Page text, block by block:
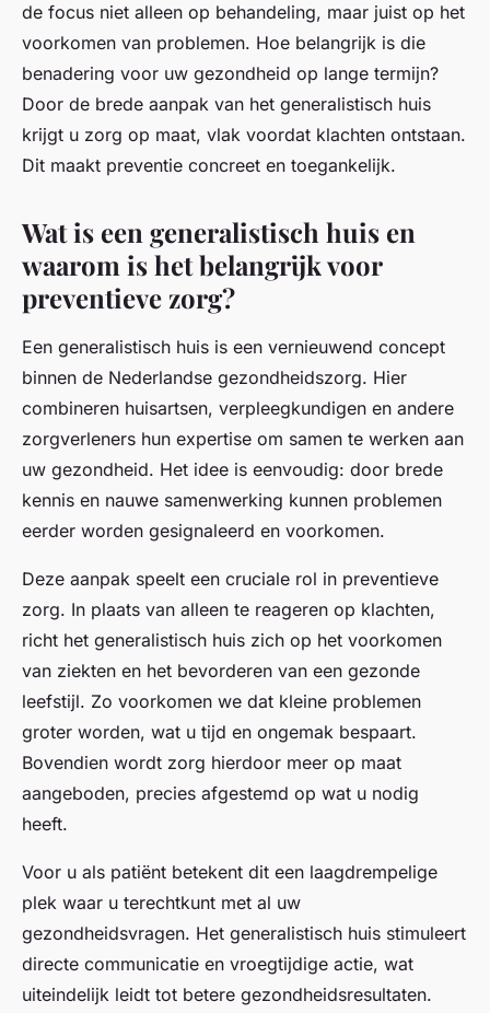
de focus niet alleen op behandeling, maar juist op het
voorkomen van problemen. Hoe belangrijk is die
benadering voor uw gezondheid op lange termijn?
Door de brede aanpak van het generalistisch huis
krijgt u zorg op maat, vlak voordat klachten ontstaan.
Dit maakt preventie concreet en toegankelijk.
Wat is een generalistisch huis en
waarom is het belangrijk voor
preventieve zorg?
Een generalistisch huis is een vernieuwend concept
binnen de Nederlandse gezondheidszorg. Hier
combineren huisartsen, verpleegkundigen en andere
zorgverleners hun expertise om samen te werken aan
uw gezondheid. Het idee is eenvoudig: door brede
kennis en nauwe samenwerking kunnen problemen
eerder worden gesignaleerd en voorkomen.
Deze aanpak speelt een cruciale rol in preventieve
zorg. In plaats van alleen te reageren op klachten,
richt het generalistisch huis zich op het voorkomen
van ziekten en het bevorderen van een gezonde
leefstijl. Zo voorkomen we dat kleine problemen
groter worden, wat u tijd en ongemak bespaart.
Bovendien wordt zorg hierdoor meer op maat
aangeboden, precies afgestemd op wat u nodig
heeft.
Voor u als patiënt betekent dit een laagdrempelige
plek waar u terechtkunt met al uw
gezondheidsvragen. Het generalistisch huis stimuleert
directe communicatie en vroegtijdige actie, wat
uiteindelijk leidt tot betere gezondheidsresultaten.